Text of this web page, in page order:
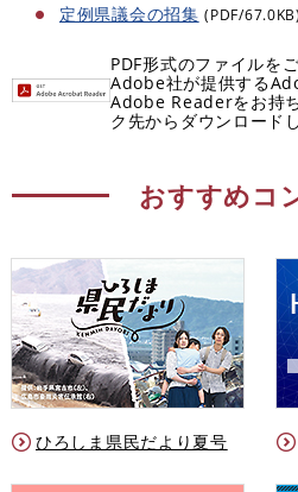
定例県議会の招集 (PDF/67.0KB)
PDF形式のファイルを
Adobe社が提供する
Adobe Readerをお持
ク先からダウンロード
おすすめコ
ひろしま県民だより夏号